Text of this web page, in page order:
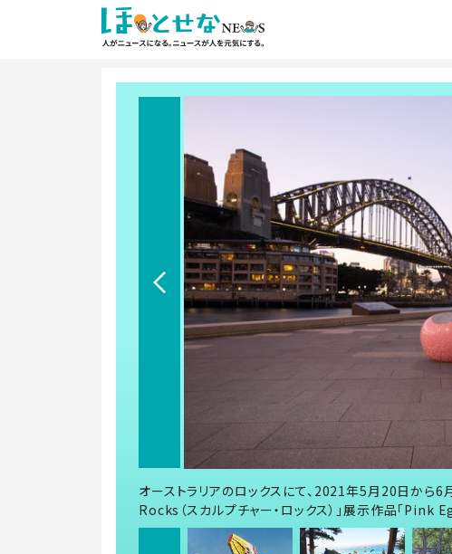
オーストラリアのロックスにて、2021年5月20日か
Rocks（スカルプチャー・ロックス）」展示作品「Pink